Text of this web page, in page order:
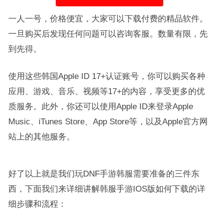
一人一号，价格便宜，大家可以下载付费的精品软件。
一旦购买后发现任何问题可以咨询客服。数量有限，先
到先得。
使用这些韩国Apple ID 17+认证账号，你可以购买各种
应用、游戏、音乐、视频等17+的内容，享受更多的优
质服务。此外，你还可以使用Apple ID来登录Apple
Music、iTunes Store、App Store等，以及Apple官方网
站上的其他服务。
好了以上就是我们玩DNF手游韩服需要准备的三件东
西，下面我们来详细讲解韩服手游IOS版如何下载的详
细步骤和流程：